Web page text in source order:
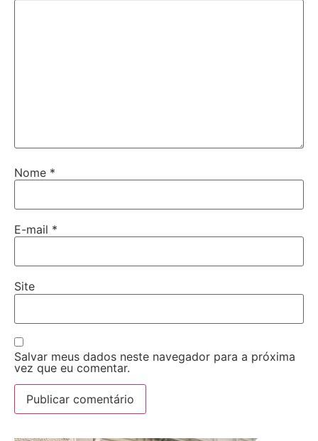
Nome *
E-mail *
Site
Salvar meus dados neste navegador para a próxima
vez que eu comentar.